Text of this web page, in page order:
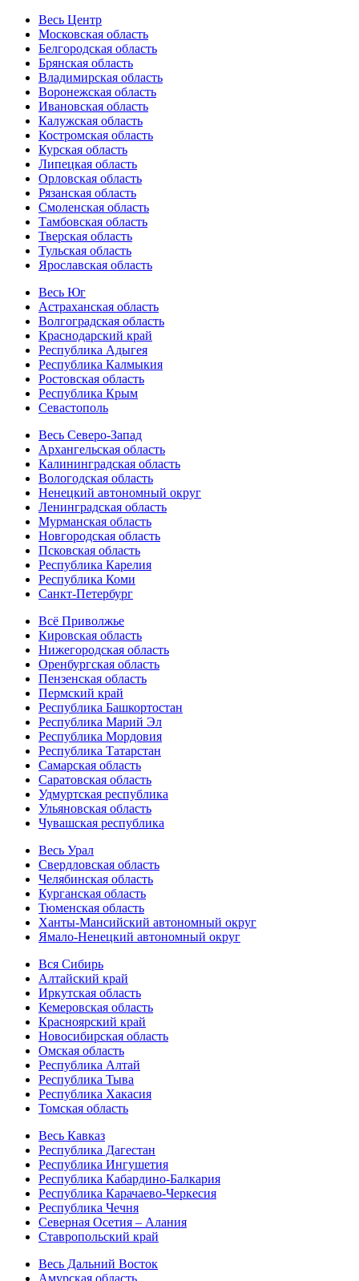
Весь Центр
Московская область
Белгородская область
Брянская область
Владимирская область
Воронежская область
Ивановская область
Калужская область
Костромская область
Курская область
Липецкая область
Орловская область
Рязанская область
Смоленская область
Тамбовская область
Тверская область
Тульская область
Ярославская область
Весь Юг
Астраханская область
Волгоградская область
Краснодарский край
Республика Адыгея
Республика Калмыкия
Ростовская область
Республика Крым
Севастополь
Весь Северо-Запад
Архангельская область
Калининградская область
Вологодская область
Ненецкий автономный округ
Ленинградская область
Мурманская область
Новгородская область
Псковская область
Республика Карелия
Республика Коми
Санкт-Петербург
Всё Приволжье
Кировская область
Нижегородская область
Оренбургская область
Пензенская область
Пермский край
Республика Башкортостан
Республика Марий Эл
Республика Мордовия
Республика Татарстан
Самарская область
Саратовская область
Удмуртская республика
Ульяновская область
Чувашская республика
Весь Урал
Свердловская область
Челябинская область
Курганская область
Тюменская область
Ханты-Мансийский автономный округ
Ямало-Ненецкий автономный округ
Вся Сибирь
Алтайский край
Иркутская область
Кемеровская область
Красноярский край
Новосибирская область
Омская область
Республика Алтай
Республика Тыва
Республика Хакасия
Томская область
Весь Кавказ
Республика Дагестан
Республика Ингушетия
Республика Кабардино-Балкария
Республика Карачаево-Черкесия
Республика Чечня
Северная Осетия – Алания
Ставропольский край
Весь Дальний Восток
Амурская область